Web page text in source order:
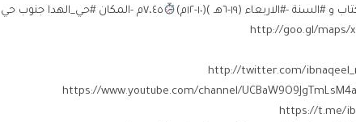
-#الاربعاء ⁧(١٩-٦هـ )(١٠-١٢م)
٧،٤٥م -المكان #حي_الهدا جنوب حي